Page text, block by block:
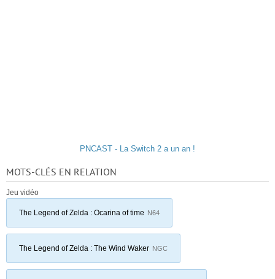
PNCAST - La Switch 2 a un an !
MOTS-CLÉS EN RELATION
Jeu vidéo
The Legend of Zelda : Ocarina of time N64
The Legend of Zelda : The Wind Waker NGC